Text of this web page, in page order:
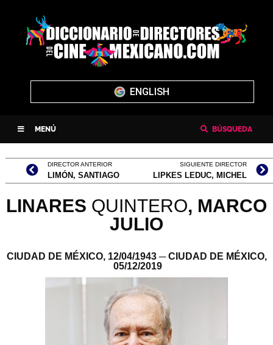
ENGLISH
MENÚ BÚSQUEDA
DIRECTOR ANTERIOR
LIMÓN, SANTIAGO
SIGUIENTE DIRECTOR
LIPKES LEDUC, MICHEL
LINARES QUINTERO, MARCO
JULIO
CIUDAD DE MÉXICO, 12/04/1943 ─ CIUDAD DE MÉXICO,
05/12/2019